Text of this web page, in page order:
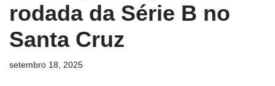
rodada da Série B no
Santa Cruz
setembro 18, 2025